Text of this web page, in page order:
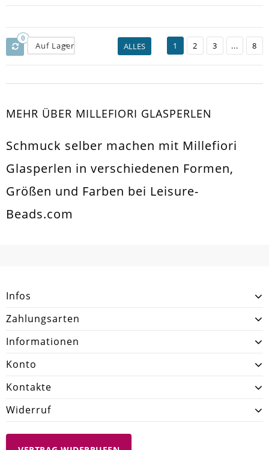
0
Auf Lager ALLES 1 2 3 ... 8
MEHR ÜBER MILLEFIORI GLASPERLEN
Schmuck selber machen mit Millefiori
Glasperlen in verschiedenen Formen,
Größen und Farben bei Leisure-
Beads.com
Infos
Zahlungsarten
Informationen
Konto
Kontakte
Widerruf